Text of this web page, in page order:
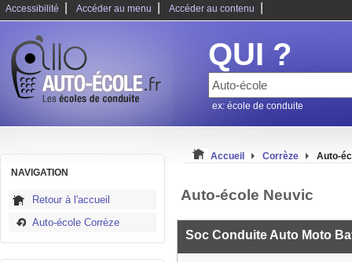
Accessibilité Accéder au menu Accéder au contenu
QUI ?
ex: école de conduite
NAVIGATION
Retour à l'accueil
Auto-école Corrèze
Accueil Corrèze Auto-
Auto-école Neuvic
Soc Conduite Auto Moto